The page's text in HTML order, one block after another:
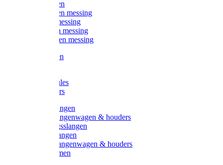
Kogelkranen
Koppelingen messing
Sproeiers messing
Tuinspuiten messing
Slangstukken messing
Handspuiten
Kunststoftules
Regenmeters
Overige slangen
Overige slangenwagen & houders
Beregeningsslangen
Gardena slangen
Gardena slangenwagen & houders
Slangklemmen